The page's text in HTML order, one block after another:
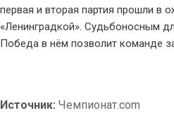
первая и вторая партия прошли в
«Ленинградкой». Судьбоносным
Победа в нём позволит команде
Источник: Чемпионат.com